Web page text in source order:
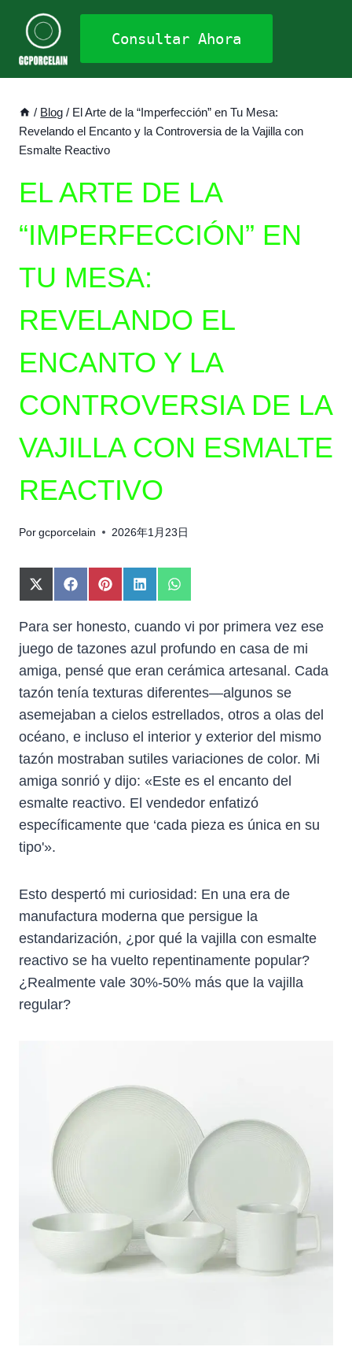
contenido
Consultar Ahora
/ Blog / El Arte de la “Imperfección” en Tu Mesa:
Revelando el Encanto y la Controversia de la Vajilla con
Esmalte Reactivo
EL ARTE DE LA
“IMPERFECCIÓN” EN
TU MESA:
REVELANDO EL
ENCANTO Y LA
CONTROVERSIA DE LA
VAJILLA CON ESMALTE
REACTIVO
Porgcporcelain 2026年1月23日
C
O
M
P
A
R
T
I
R
E
N
X
(
T
W
T
T
)
C
O
M
P
A
R
T
I
R
E
N
F
A
C
E
O
C
O
M
P
A
R
T
I
R
E
N
P
I
N
T
R
C
O
M
P
A
R
T
I
R
E
N
L
I
N
K
D
C
O
M
P
A
R
T
I
R
E
N
W
H
A
T
A
Para ser honesto, cuando vi por primera vez ese
juego de tazones azul profundo en casa de mi
amiga, pensé que eran cerámica artesanal. Cada
tazón tenía texturas diferentes—algunos se
asemejaban a cielos estrellados, otros a olas del
océano, e incluso el interior y exterior del mismo
tazón mostraban sutiles variaciones de color. Mi
amiga sonrió y dijo: «Este es el encanto del
esmalte reactivo. El vendedor enfatizó
específicamente que ‘cada pieza es única en su
tipo'».
Esto despertó mi curiosidad: En una era de
manufactura moderna que persigue la
estandarización, ¿por qué la vajilla con esmalte
reactivo se ha vuelto repentinamente popular?
¿Realmente vale 30%-50% más que la vajilla
regular?